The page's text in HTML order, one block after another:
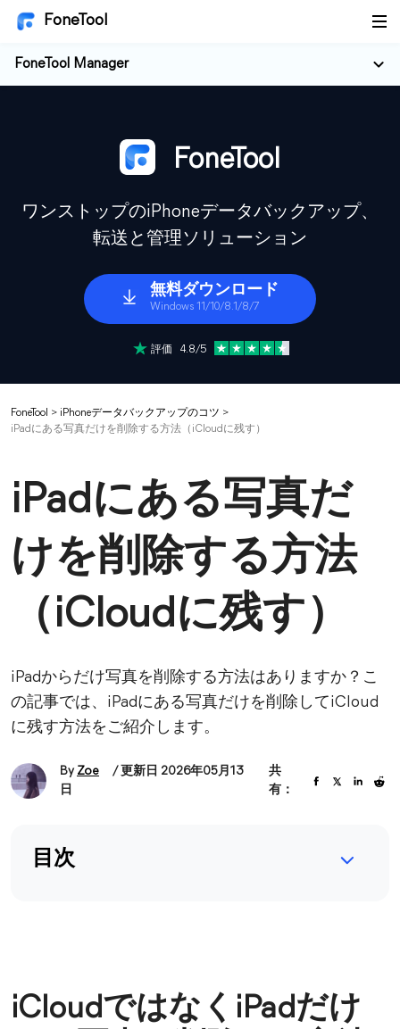
FoneTool
FoneTool Manager
FoneTool
ワンストップのiPhoneデータバックアップ、
転送と管理ソリューション
無料ダウンロード
Windows 11/10/8.1/8/7
評価 4.8/5
FoneTool > iPhoneデータバックアップのコツ >
iPadにある写真だけを削除する方法（iCloudに残す）
iPadにある写真だ
けを削除する方法
（iCloudに残す）
iPadからだけ写真を削除する方法はありますか？こ
の記事では、iPadにある写真だけを削除してiCloud
に残す方法をご紹介します。
By Zoe
/ 更新日 2026年05月13
日
共
有：
目次
iCloudではなくiPadだけ